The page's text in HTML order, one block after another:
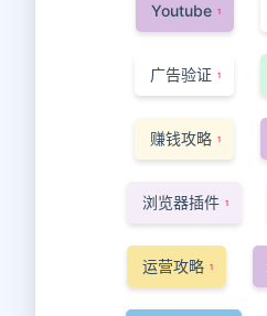
Youtube 1
广告验证 1
赚钱攻略 1
浏览器插件 1
运营攻略 1